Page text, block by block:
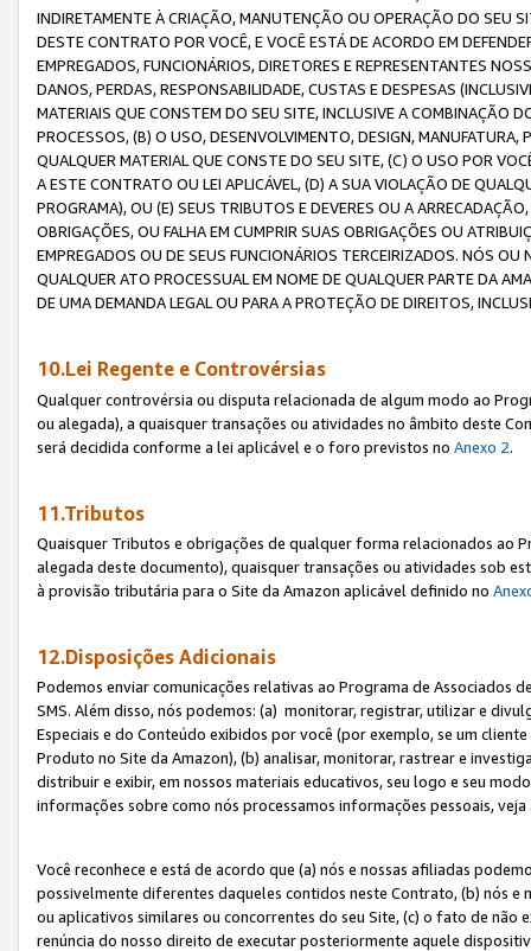
INDIRETAMENTE À CRIAÇÃO, MANUTENÇÃO OU OPERAÇÃO DO SEU
DESTE CONTRATO POR VOCÊ, E VOCÊ ESTÁ DE ACORDO EM
EMPREGADOS, FUNCIONÁRIOS, DIRETORES E REPRESENTANTES
DANOS, PERDAS, RESPONSABILIDADE, CUSTAS E DESPESAS
MATERIAIS QUE CONSTEM DO SEU SITE, INCLUSIVE A COMBINAÇÃO
PROCESSOS, (B) O USO, DESENVOLVIMENTO, DESIGN,
QUALQUER MATERIAL QUE CONSTE DO SEU SITE, (C) O USO POR
A ESTE CONTRATO OU LEI APLICÁVEL, (D) A SUA VIOLAÇÃO DE
PROGRAMA), OU (E) SEUS TRIBUTOS E DEVERES OU A
OBRIGAÇÕES, OU FALHA EM CUMPRIR SUAS OBRIGAÇÕES OU
EMPREGADOS OU DE SEUS FUNCIONÁRIOS TERCEIRIZADOS. NÓS
QUALQUER ATO PROCESSUAL EM NOME DE QUALQUER PARTE DA
DE UMA DEMANDA LEGAL OU PARA A PROTEÇÃO DE DIREITOS,
10.Lei Regente e Controvérsias
Qualquer controvérsia ou disputa relacionada de algum modo ao
ou alegada), a quaisquer transações ou atividades no âmbito deste
será decidida conforme a lei aplicável e o foro previstos no Anexo 2.
11.Tributos
Quaisquer Tributos e obrigações de qualquer forma relacionados ao
alegada deste documento), quaisquer transações ou atividades sob
à provisão tributária para o Site da Amazon aplicável definido no
12.Disposições Adicionais
Podemos enviar comunicações relativas ao Programa de Associados
SMS. Além disso, nós podemos: (a) monitorar, registrar, utilizar e
Especiais e do Conteúdo exibidos por você (por exemplo, se um
Produto no Site da Amazon), (b) analisar, monitorar, rastrear e
distribuir e exibir, em nossos materiais educativos, seu logo e seu
informações sobre como nós processamos informações pessoais,
Você reconhece e está de acordo que (a) nós e nossas afiliadas
possivelmente diferentes daqueles contidos neste Contrato, (b) nós
ou aplicativos similares ou concorrentes do seu Site, (c) o fato de
renúncia do nosso direito de executar posteriormente aquele